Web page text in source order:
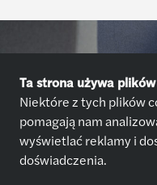
Dołącz do
Aplikuj
Ta strona używa
Niektóre z tych plików
pomagają nam
wyświetlać reklamy i
doświadczenia.